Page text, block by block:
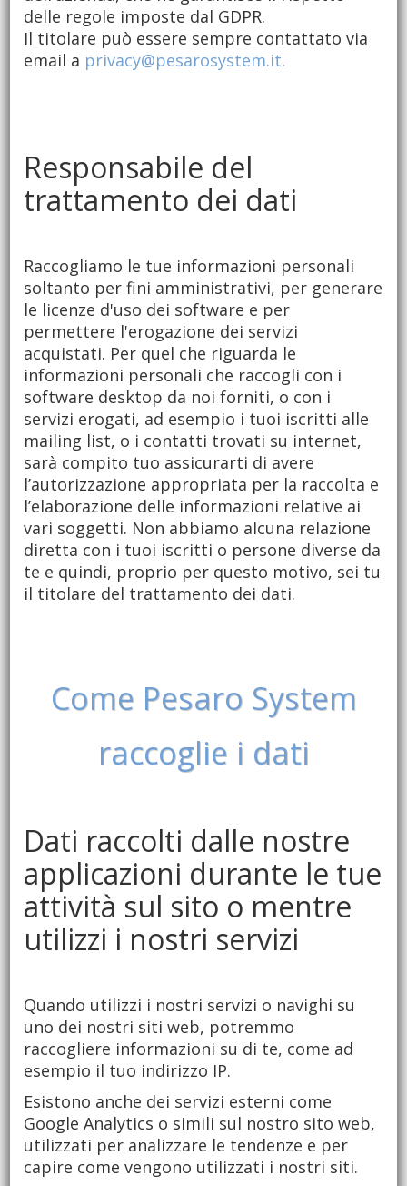
delle regole imposte dal GDPR.
Il titolare può essere sempre contattato via
email a privacy@pesarosystem.it.
Responsabile del
trattamento dei dati
Raccogliamo le tue informazioni personali
soltanto per fini amministrativi, per generare
le licenze d'uso dei software e per
permettere l'erogazione dei servizi
acquistati. Per quel che riguarda le
informazioni personali che raccogli con i
software desktop da noi forniti, o con i
servizi erogati, ad esempio i tuoi iscritti alle
mailing list, o i contatti trovati su internet,
sarà compito tuo assicurarti di avere
l’autorizzazione appropriata per la raccolta e
l’elaborazione delle informazioni relative ai
vari soggetti. Non abbiamo alcuna relazione
diretta con i tuoi iscritti o persone diverse da
te e quindi, proprio per questo motivo, sei tu
il titolare del trattamento dei dati.
Come Pesaro System
raccoglie i dati
Dati raccolti dalle nostre
applicazioni durante le tue
attività sul sito o mentre
utilizzi i nostri servizi
Quando utilizzi i nostri servizi o navighi su
uno dei nostri siti web, potremmo
raccogliere informazioni su di te, come ad
esempio il tuo indirizzo IP.
Esistono anche dei servizi esterni come
Google Analytics o simili sul nostro sito web,
utilizzati per analizzare le tendenze e per
capire come vengono utilizzati i nostri siti.